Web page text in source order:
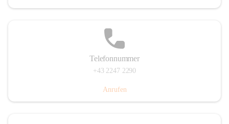
Telefonnummer
+43 2247 2290
Anrufen